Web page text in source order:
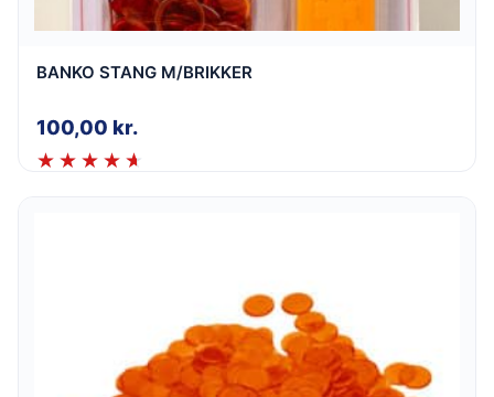
BANKO STANG M/BRIKKER
100,00 kr.